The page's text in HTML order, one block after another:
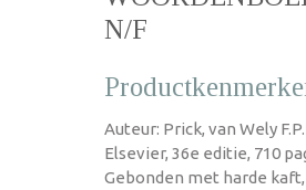
N/F
Auteur: Prick, van Wely
Elsevier, 36e editie, 710
Gebonden met harde